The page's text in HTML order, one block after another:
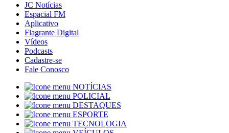
JC Notícias
Espacial FM
Aplicativo
Flagrante Digital
Vídeos
Podcasts
Cadastre-se
Fale Conosco
NOTÍCIAS
POLICIAL
DESTAQUES
ESPORTE
TECNOLOGIA